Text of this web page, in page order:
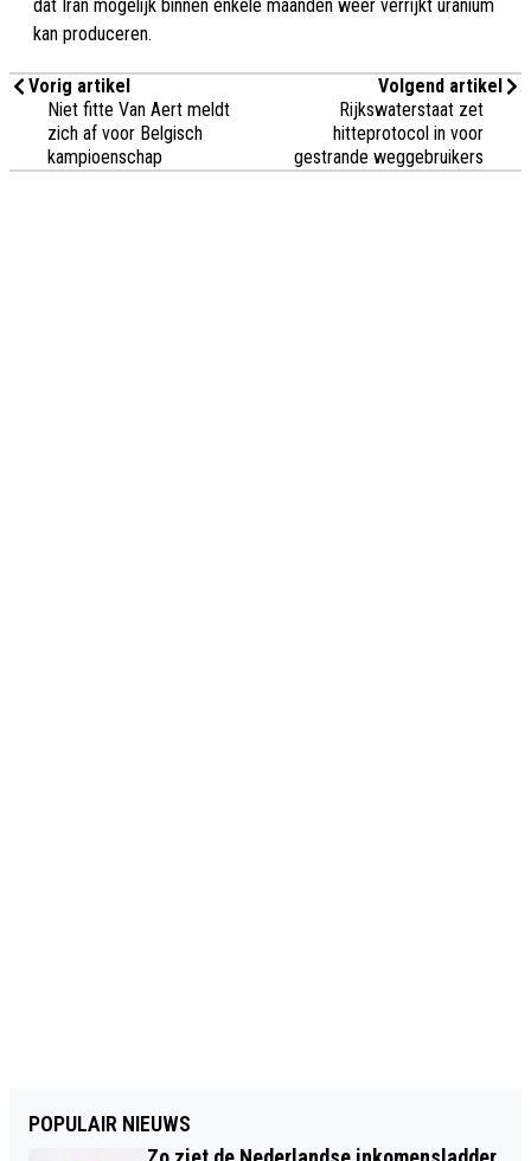
dat Iran mogelijk binnen enkele maanden weer verrijkt uranium
kan produceren.
Vorig artikel
Niet fitte Van Aert meldt
zich af voor Belgisch
kampioenschap
Volgend artikel
Rijkswaterstaat zet
hitteprotocol in voor
gestrande weggebruikers
POPULAIR NIEUWS